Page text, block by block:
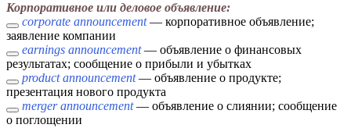
Корпоративное или деловое объявление:
corporate announcement— корпоративное объявление;
заявление компании
earnings announcement— объявление о финансовых
результатах; сообщение о прибыли и убытках
product announcement— объявление о продукте;
презентация нового продукта
merger announcement— объявление о слиянии; сообщение
о поглощении